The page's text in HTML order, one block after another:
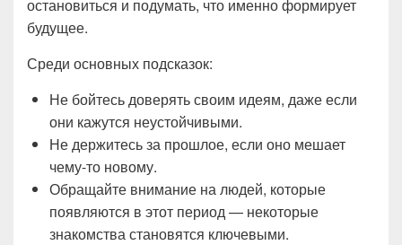
остановиться и подумать, что именно формирует
будущее.
Среди основных подсказок:
Не бойтесь доверять своим идеям, даже если
они кажутся неустойчивыми.
Не держитесь за прошлое, если оно мешает
чему-то новому.
Обращайте внимание на людей, которые
появляются в этот период — некоторые
знакомства становятся ключевыми.